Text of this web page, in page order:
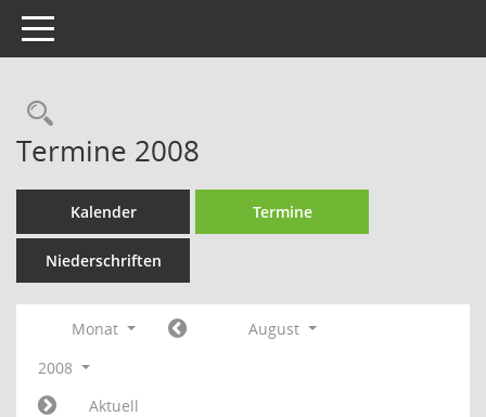
Toggle navigation
Rechercheauswahl
Termine 2008
Kalender Termine
Niederschriften
Monat
August
2008
Aktuell